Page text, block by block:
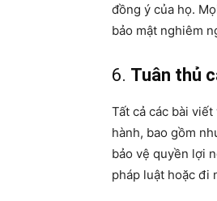
đồng ý của họ.
bảo mật nghiêm
6. Tuân thủ
Tất cả các bài
hành, bao gồm
bảo vệ quyền lợi
pháp luật hoặc đi